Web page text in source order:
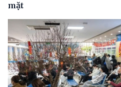
mặt